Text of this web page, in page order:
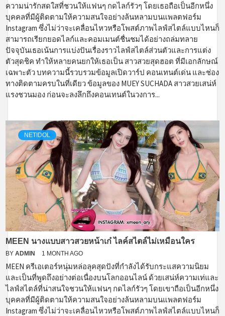
ความน่ารักสดใสที่ชวนให้แฟนๆ กดไลก์รัวๆ โดยเธอถือเป็นอีกหนึ่ง
บุคคลที่มีผู้ติดตามให้ความสนใจอย่างล้นหลามบนแพลตฟอร์ม
Instagram ซึ่งไม่ว่าจะเคลื่อนไหวหรือโพสต์ภาพไลฟ์สไตล์แบบไหนก็
สามารถเรียกยอดไลก์และคอมเมนต์ชื่นชมได้อย่างถล่มทลาย
ปัจจุบันเธอเน้นการแบ่งปันเรื่องราวไลฟ์สไตล์ส่วนตัวและการแต่ง
ตัวสุดชิค ทำให้หลายคนยกให้เธอเป็น สาวสวยสุดฮอต ที่มีเอกลักษณ์
เฉพาะตัว บทความนี้รวบรวมข้อมูลเปิดวาร์ป คอนเทนต์เด่น และช่อง
ทางติดตามครบในที่เดียว ข้อมูลของ MUEY SUCHADA สาวสวยเสน่ห์
แรงชวนมอง ก่อนจะลงลึกถึงคอนเทนต์ในวงการ...
NETIDOL
MEEN นางแบบสาวสวยหน้าเก๋ ไลค์สไตล์ไม่เหมือนใคร
BY ADMIN 1 MONTH AGO
MEEN ครีเอเตอร์หนุ่มหล่อลุคสุดปังที่กำลังได้รับกระแสความนิยม
และเป็นที่พูดถึงอย่างต่อเนื่องบนโลกออนไลน์ ด้วยเสน่ห์ความเท่และ
ไลฟ์สไตล์ที่น่าสนใจชวนให้แฟนๆ กดไลก์รัวๆ โดยเขาถือเป็นอีกหนึ่ง
บุคคลที่มีผู้ติดตามให้ความสนใจอย่างล้นหลามบนแพลตฟอร์ม
Instagram ซึ่งไม่ว่าจะเคลื่อนไหวหรือโพสต์ภาพไลฟ์สไตล์แบบไหนก็